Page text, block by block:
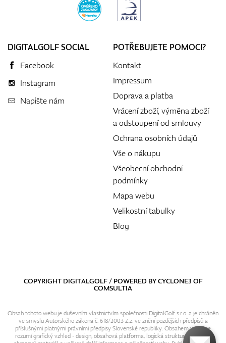
DIGITALGOLF SOCIAL
Facebook
Instagram
Napište nám
POTŘEBUJETE POMOCI?
Kontakt
Impressum
Doprava a platba
Vrácení zboží, výměna zboží
a odstoupení od smlouvy
Ochrana osobních údajů
Vše o nákupu
Všeobecní obchodní
podmínky
Mapa webu
Velikostní tabulky
Blog
COPYRIGHT DIGITALGOLF / POWERED BYCYCLONE3OF
COMSULTIA
Obsah tohoto webu je duševním vlastnictvím společnosti DigitalGolf s.r.o. a je chráněn
ve smyslu Autorského zákona č. 618/2003 Z.z. ve znění pozdějších předpisů a
příslušnými platnými právními předpisy Slovenské republiky. Obsahem webu se
rozumí grafický vzhled - design, obsahová platforma, logická struktura, textový i